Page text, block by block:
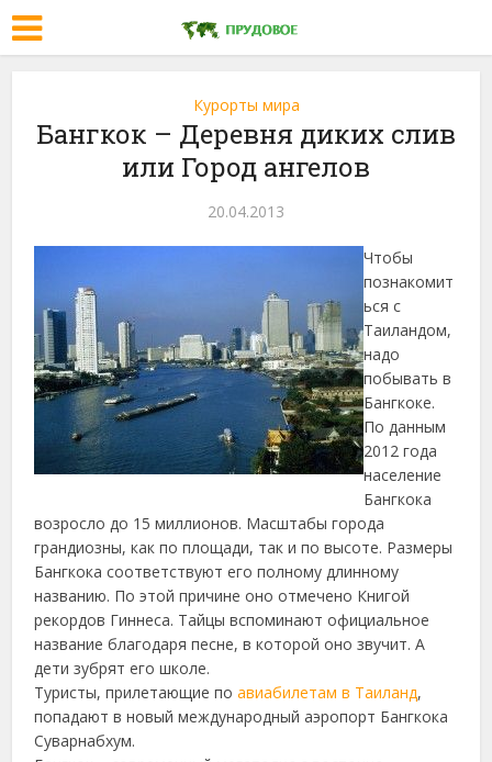
Курорты мира
Бангкок – Деревня диких слив
или Город ангелов
20.04.2013
Чтобы
познакомит
ься с
Таиландом,
надо
побывать в
Бангкоке.
По данным
2012 года
население
Бангкока
возросло до 15 миллионов. Масштабы города
грандиозны, как по площади, так и по высоте. Размеры
Бангкока соответствуют его полному длинному
названию. По этой причине оно отмечено Книгой
рекордов Гиннеса. Тайцы вспоминают официальное
название благодаря песне, в которой оно звучит. А
дети зубрят его школе.
Туристы, прилетающие поавиабилетам в Таиланд,
попадают в новый международный аэропорт Бангкока
Суварнабхум.